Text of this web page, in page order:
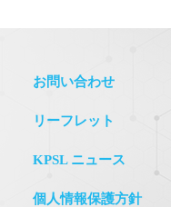
お問い合わせ
リーフレット
KPSL ニュース
個人情報保護方針